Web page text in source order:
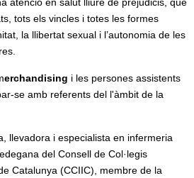
atenció en salut lliure de prejudicis, que
tots els vincles i totes les formes
la llibertat sexual i l’autonomia de les
erchandising i les persones assistents
se amb referents del l'àmbit de la
llevadora i especialista en infermeria
del Consell de Col·legis
Catalunya (CCIIC), membre de la